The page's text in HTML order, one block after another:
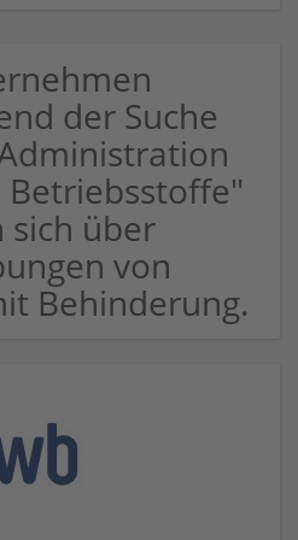
der Suche
Betriebsstoffe"
sich über
von
Behinderung.